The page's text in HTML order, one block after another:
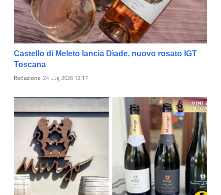
Castello di Meleto lancia Dìade, nuovo rosato IGT
Toscana
Redazione 24 Lug 2026 12:17